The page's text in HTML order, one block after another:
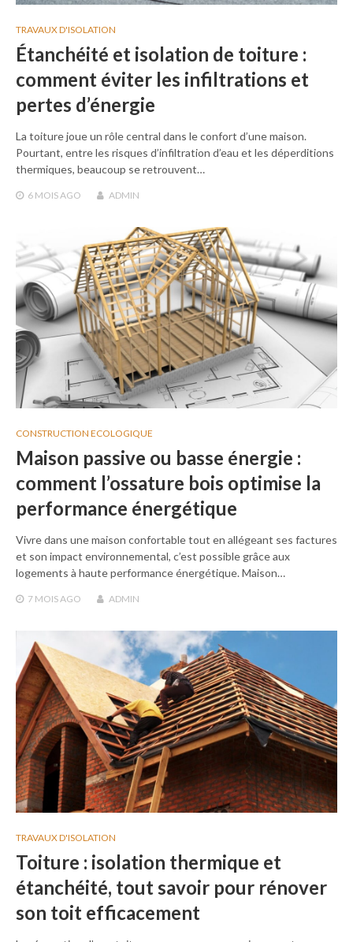
TRAVAUX D'ISOLATION
Étanchéité et isolation de toiture :
comment éviter les infiltrations et
pertes d’énergie
La toiture joue un rôle central dans le confort d’une maison.
Pourtant, entre les risques d’infiltration d’eau et les déperditions
thermiques, beaucoup se retrouvent…
6 MOISAGO ADMIN
CONSTRUCTION ECOLOGIQUE
Maison passive ou basse énergie :
comment l’ossature bois optimise la
performance énergétique
Vivre dans une maison confortable tout en allégeant ses factures
et son impact environnemental, c’est possible grâce aux
logements à haute performance énergétique. Maison…
7 MOISAGO ADMIN
TRAVAUX D'ISOLATION
Toiture : isolation thermique et
étanchéité, tout savoir pour rénover
son toit efficacement